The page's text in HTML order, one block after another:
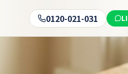
0120-021-031